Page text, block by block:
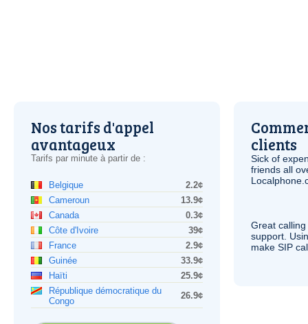
Nos tarifs d'appel
avantageux
Tarifs par minute à partir de :
Belgique
2.2¢
Cameroun
13.9¢
Canada
0.3¢
Côte d'Ivoire
39¢
France
2.9¢
Guinée
33.9¢
Haïti
25.9¢
République démocratique du
Congo
26.9¢
clients
Sick of
friends all
Great
support.
make SIP